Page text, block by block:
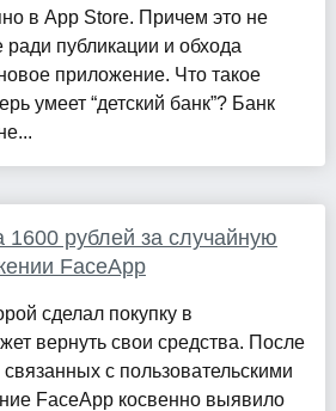
в App Store. Причем это не
ради публикации и обхода
приложение. Что такое
умеет “детский банк”? Банк
1600 рублей за случайную
FaceApp
сделал покупку в
вернуть свои средства. После
с пользовательскими
FaceApp косвенно выявило